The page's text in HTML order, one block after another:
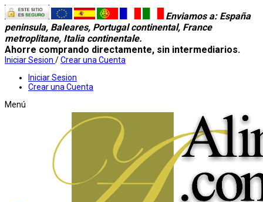
Enviamos a: España
peninsula, Baleares, Portugal continental, France
metroplitane, Italia continentale.
Ahorre comprando directamente, sin intermediarios.
Iniciar Sesion /Crear una Cuenta
Iniciar Sesion
Crear una Cuenta
Menú